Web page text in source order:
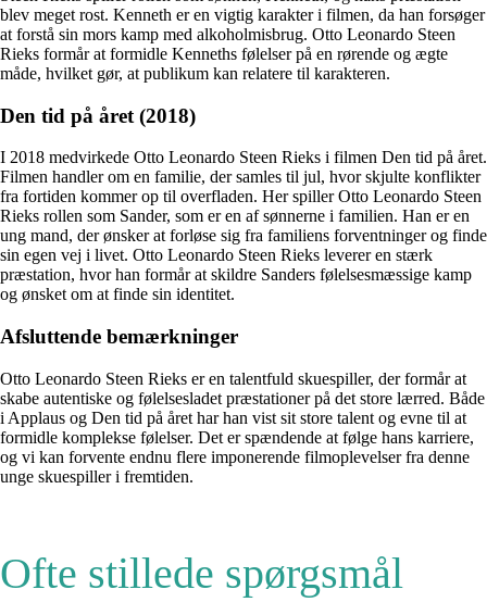
blev meget rost. Kenneth er en vigtig karakter i filmen, da han forsøger
at forstå sin mors kamp med alkoholmisbrug. Otto Leonardo Steen
Rieks formår at formidle Kenneths følelser på en rørende og ægte
måde, hvilket gør, at publikum kan relatere til karakteren.
Den tid på året (2018)
I 2018 medvirkede Otto Leonardo Steen Rieks i filmen Den tid på året.
Filmen handler om en familie, der samles til jul, hvor skjulte konflikter
fra fortiden kommer op til overfladen. Her spiller Otto Leonardo Steen
Rieks rollen som Sander, som er en af sønnerne i familien. Han er en
ung mand, der ønsker at forløse sig fra familiens forventninger og finde
sin egen vej i livet. Otto Leonardo Steen Rieks leverer en stærk
præstation, hvor han formår at skildre Sanders følelsesmæssige kamp
og ønsket om at finde sin identitet.
Afsluttende bemærkninger
Otto Leonardo Steen Rieks er en talentfuld skuespiller, der formår at
skabe autentiske og følelsesladet præstationer på det store lærred. Både
i Applaus og Den tid på året har han vist sit store talent og evne til at
formidle komplekse følelser. Det er spændende at følge hans karriere,
og vi kan forvente endnu flere imponerende filmoplevelser fra denne
unge skuespiller i fremtiden.
Ofte stillede spørgsmål